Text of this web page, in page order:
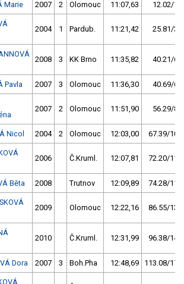
Marie 2007 2 Olomouc 11:07,63 12.02/1,8
2004 1 Pardub. 11:21,42 25.81/3,9
2008 3 KK Brno 11:35,82 40.21/6,1
Pavla 2007 3 Olomouc 11:36,30 40.69/6,2
2007 2 Olomouc 11:51,90 56.29/8,6
Nicol 2004 2 Olomouc 12:03,00 67.39/10,3
2006 Č.Kruml. 12:07,81 72.20/11,0
Běta 2008 Trutnov 12:09,89 74.28/11,3
2009 Olomouc 12:22,16 86.55/13,2
2010 Č.Kruml. 12:31,99 96.38/14,7
Dora 2007 3 Boh.Pha 12:48,69 113.08/17,2